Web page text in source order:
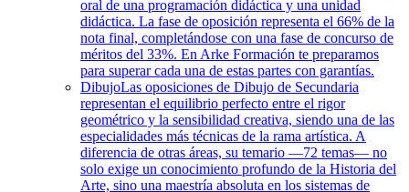
oral de una programación didáctica y una unidad
didáctica. La fase de oposición representa el 66% de la
nota final, completándose con una fase de concurso de
méritos del 33%. En Arke Formación te preparamos
para superar cada una de estas partes con garantías.
DibujoLas oposiciones de Dibujo de Secundaria
representan el equilibrio perfecto entre el rigor
geométrico y la sensibilidad creativa, siendo una de las
especialidades más técnicas de la rama artística. A
diferencia de otras áreas, su temario —72 temas— no
solo exige un conocimiento profundo de la Historia del
Arte, sino una maestría absoluta en los sistemas de